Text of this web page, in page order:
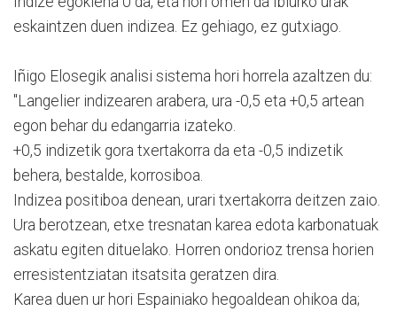
eskaintzen duen indizea. Ez gehiago, ez gutxiago.
Iñigo Elosegik analisi sistema hori horrela azaltzen du:
"Langelier indizearen arabera, ura -0,5 eta +0,5 artean
egon behar du edangarria izateko.
+0,5 indizetik gora txertakorra da eta -0,5 indizetik
behera, bestalde, korrosiboa.
Indizea positiboa denean, urari txertakorra deitzen zaio.
Ura berotzean, etxe tresnatan karea edota karbonatuak
askatu egiten dituelako. Horren ondorioz trensa horien
erresistentziatan itsatsita geratzen dira.
Karea duen ur hori Espainiako hegoaldean ohikoa da;